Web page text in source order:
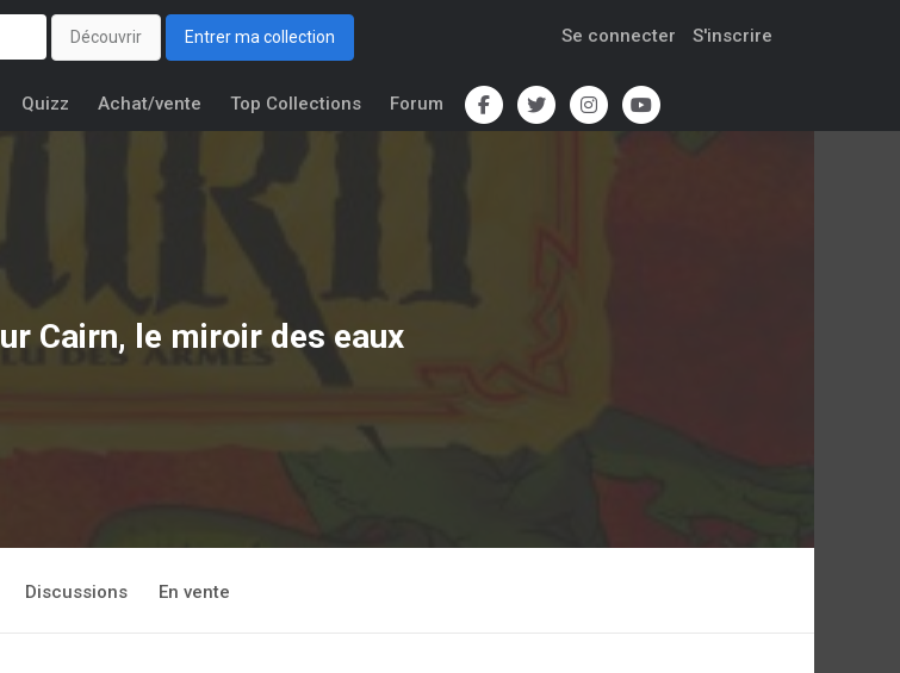
Découvrir Entrer ma collection Se connecter S'inscrire
Quizz Achat/vente Top Collections Forum
Cairn, le miroir des eaux
Discussions En vente